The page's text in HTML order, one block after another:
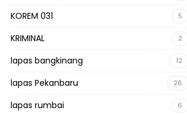
KOREM 031 5
KRIMINAL 2
lapas bangkinang 12
lapas Pekanbaru 26
lapas rumbai 6